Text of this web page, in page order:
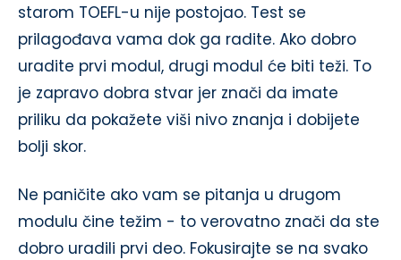
starom TOEFL-u nije postojao. Test se
prilagođava vama dok ga radite. Ako dobro
uradite prvi modul, drugi modul će biti teži. To
je zapravo dobra stvar jer znači da imate
priliku da pokažete viši nivo znanja i dobijete
bolji skor.
Ne paničite ako vam se pitanja u drugom
modulu čine težim - to verovatno znači da ste
dobro uradili prvi deo. Fokusirajte se na svako